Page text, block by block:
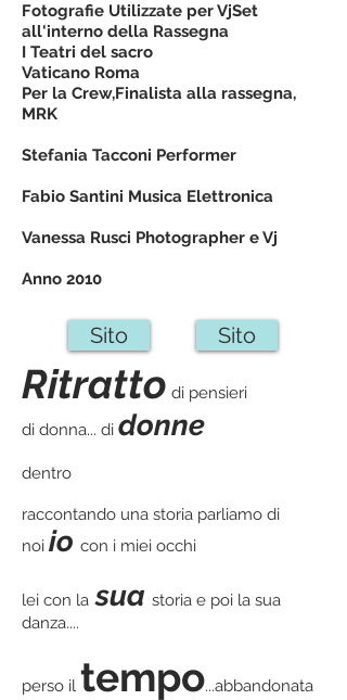
Fotografie Utilizzate per VjSet
all'interno della Rassegna
I Teatri del sacro
Vaticano Roma
Per la Crew,Finalista alla rassegna,
MRK
Stefania Tacconi Performer
Fabio Santini Musica Elettronica
Vanessa Rusci Photographer e Vj
Anno 2010
Sito Sito
Ritratto di pensieri
di donna... di donne
dentro
raccontando una storia parliamo di
noi io con i miei occhi
lei con la sua storia e poi la sua
danza....
perso il tempo...abbandonata